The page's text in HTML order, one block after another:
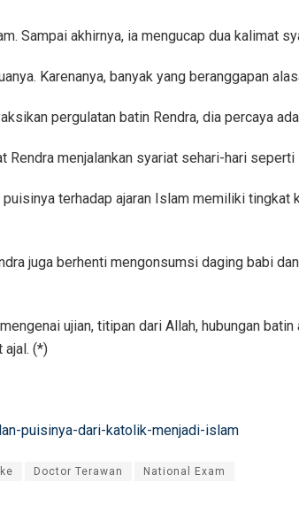
Sampai akhirnya, ia mengucap dua kalimat
Karenanya, banyak yang beranggapan
pergulatan batin Rendra, dia percaya
Rendra menjalankan syariat sehari-hari seperti
terhadap ajaran Islam memiliki
juga berhenti mengonsumsi daging babi
ujian, titipan dari Allah, hubungan
ajal. (*)
puisinya-dari-katolik-menjadi-islam
Doctor Terawan National Exam